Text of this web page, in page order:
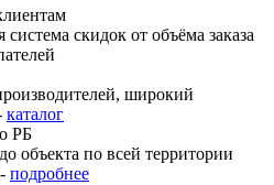
скидок от объёма заказа
широкий
каталог
РБ
объекта по всей территории
подробнее